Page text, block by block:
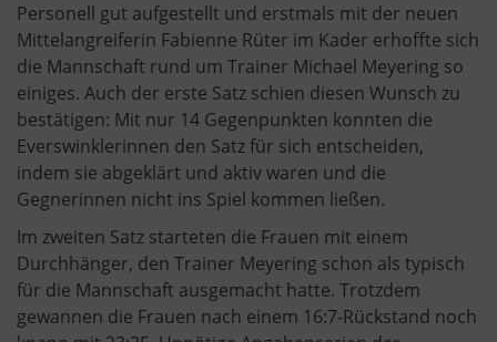
Personell gut aufgestellt und erstmals mit der neuen
Mittelangreiferin Fabienne Rüter im Kader erhoffte sich
die Mannschaft rund um Trainer Michael Meyering so
einiges. Auch der erste Satz schien diesen Wunsch zu
bestätigen: Mit nur 14 Gegenpunkten konnten die
Everswinklerinnen den Satz für sich entscheiden,
indem sie abgeklärt und aktiv waren und die
Gegnerinnen nicht ins Spiel kommen ließen.
Im zweiten Satz starteten die Frauen mit einem
Durchhänger, den Trainer Meyering schon als typisch
für die Mannschaft ausgemacht hatte. Trotzdem
gewannen die Frauen nach einem 16:7-Rückstand noch